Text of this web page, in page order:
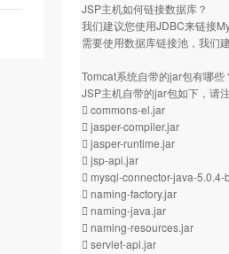
JSP主机如何链接数据库？
我们建议您使用JDBC来链接
需要使用数据库链接池，我们
Tomcat系统自带的jar包有哪些
JSP主机自带的jar包如下，请
 commons-el.jar
 jasper-compiler.jar
 jasper-runtime.jar
 jsp-api.jar
 mysql-connector-java-5.0.4-
 naming-factory.jar
 naming-java.jar
 naming-resources.jar
 servlet-api.jar